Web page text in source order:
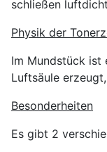
schließen
Physik der
Im Mundstück ist
Luftsäule
Besonderheiten
Es gibt 2